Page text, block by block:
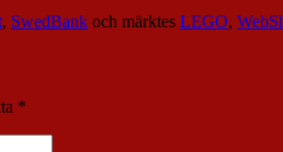
, SwedBank och märktes LEGO,
*